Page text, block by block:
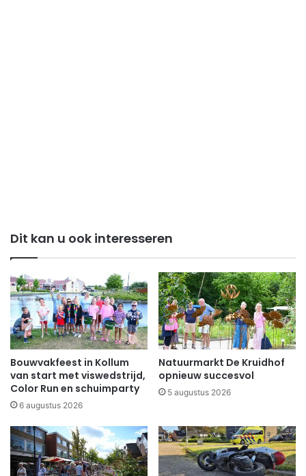
Dit kan u ook interesseren
Bouwvakfeest in Kollum
van start met viswedstrijd,
Color Run en schuimparty
6 augustus 2026
Natuurmarkt De Kruidhof
opnieuw succesvol
5 augustus 2026